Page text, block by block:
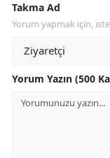
Takma Ad
Yorum yapmak için,
Yorum Yazın (500